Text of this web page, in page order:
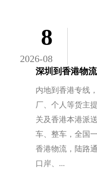
8
2026-08
深圳到香港物
内地到香港专线
厂、个人等货主
关及香港本港派
车、整车，全国
香港物流，陆路
口岸、...